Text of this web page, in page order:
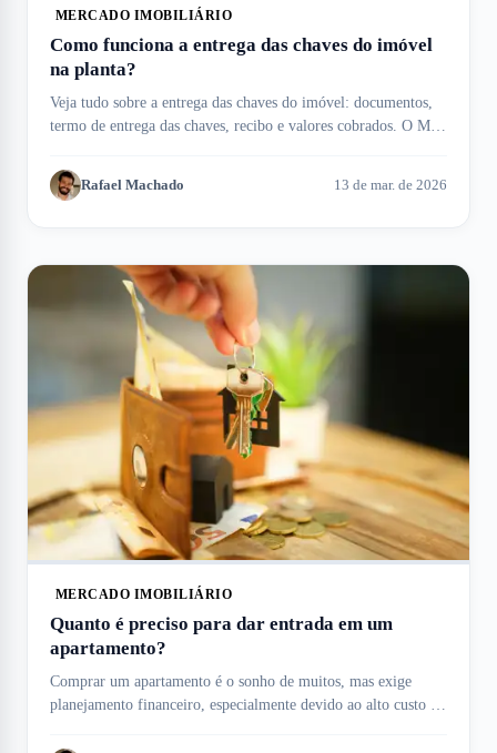
MERCADO IMOBILIÁRIO
Como funciona a entrega das chaves do imóvel
na planta?
Veja tudo sobre a entrega das chaves do imóvel: documentos,
termo de entrega das chaves, recibo e valores cobrados. O Meu
Rafael Machado 13 de mar. de 2026
MERCADO IMOBILIÁRIO
Quanto é preciso para dar entrada em um
apartamento?
Comprar um apartamento é o sonho de muitos, mas exige
planejamento financeiro, especialmente devido ao alto custo da